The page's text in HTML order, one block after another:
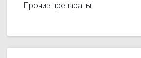
Прочие препараты